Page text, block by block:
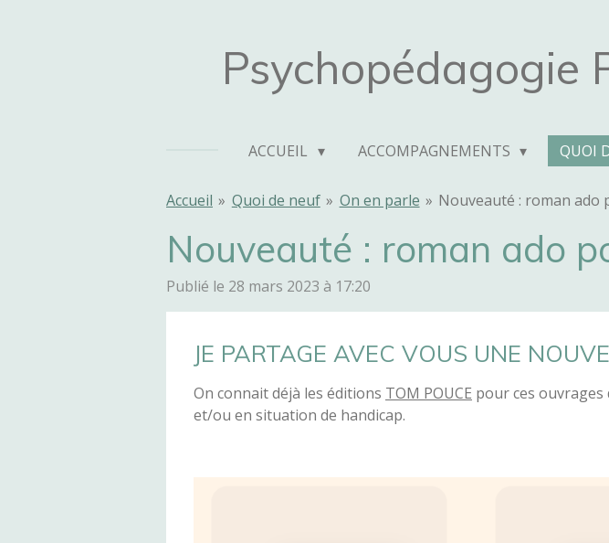
Psychopédagogie
ACCUEIL ACCOMPAGNEMENTS QUOI
Accueil » Quoi de neuf » On en parle » Nouveauté : roman ado
Nouveauté : roman ado
Publié le 28 mars 2023 à 17:20
JE PARTAGE AVEC VOUS UNE
On connait déjà les éditions TOM POUCE pour ces
et/ou en situation de handicap.